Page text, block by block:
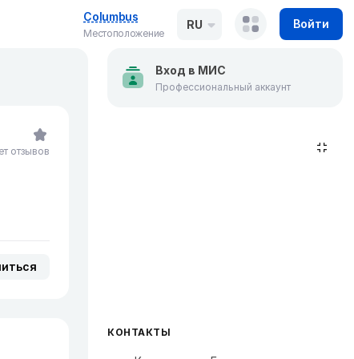
Columbus
Местоположение
RU Войти
отзывов
Вход в МИС
Профессиональный аккаунт
КОНТАКТЫ